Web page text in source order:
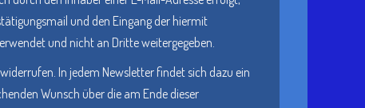
und den Eingang der hiermit
und nicht an Dritte weitergegeben.
In jedem Newsletter findet sich dazu ein
Wunsch über die am Ende dieser